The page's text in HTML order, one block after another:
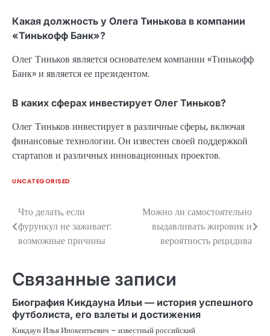
Какая должность у Олега Тинькова в компании
«Тинькофф Банк»?
Олег Тиньков является основателем компании «Тинькофф
Банк» и является ее президентом.
В каких сферах инвестирует Олег Тиньков?
Олег Тиньков инвестирует в различные сферы, включая
финансовые технологии. Он известен своей поддержкой
стартапов и различных инновационных проектов.
UNCATEGORISED
Навигация
по
Что делать, если
фурункул не заживает:
возможные причины
Можно ли самостоятельно
выдавливать жировик и
вероятность рецидива
Связанные записи
Биография Кикдауна Ильи — история успешного
футболиста, его взлеты и достижения
Кикдаун Илья Инокентьевич – известный российский